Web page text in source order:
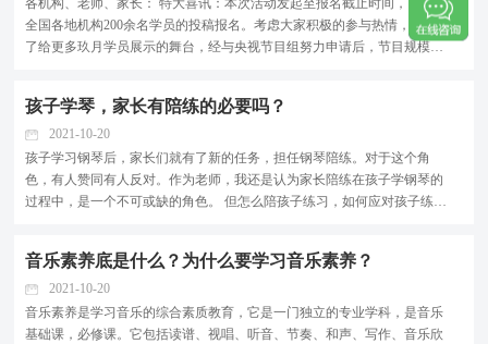
各机构、老师、家长： 特大喜讯：本次活动发起至报名截止时间，已收到
全国各地机构200余名学员的投稿报名。考虑大家积极的参与热情，同时为
了给更多玖月学员展示的舞台，经与央视节目组努力申请后，节目规模迎
孩子学琴，家长有陪练的必要吗？
2021-10-20
孩子学习钢琴后，家长们就有了新的任务，担任钢琴陪练。对于这个角
色，有人赞同有人反对。作为老师，我还是认为家长陪练在孩子学钢琴的
过程中，是一个不可或缺的角色。 但怎么陪孩子练习，如何应对孩子练习
家长陪伴的时期，...
音乐素养底是什么？为什么要学习音乐素养？
2021-10-20
音乐素养是学习音乐的综合素质教育，它是一门独立的专业学科，是音乐
基础课，必修课。它包括读谱、视唱、听音、节奏、和声、写作、音乐欣